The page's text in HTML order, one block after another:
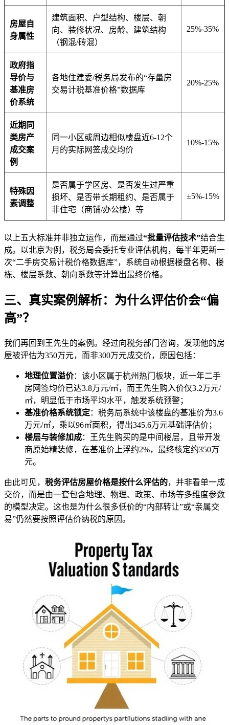
房屋自
身属性
建筑面积、户型结构、楼层、朝
向、装修状况、房龄、建筑结构
（钢混/砖混）
25%-35%
政府指
导价与
基准房
价系统
各地住建委/税务局发布的“存量房
交易计税基准价格”数据库
20%-25%
近期同
类房产
成交案
例
同一小区或周边相似楼盘近6-12个
月的实际网签成交均价
10%-15%
特殊因
素调整
是否属于学区房、是否发生过严重
损坏、是否带长期租约、是否属于
非住宅（商铺/办公楼）等
±5%-15%
以上五大标准并非独立运作，而是通过“批量评估技术”结合生
成。以北京为例，税务局会委托专业评估机构，每半年更新一
次“二手房交易计税价格数据库”，系统自动根据楼盘名称、楼
栋、楼层系数、朝向系数等计算出最终价格。
三、真实案例解析：为什么评估价会“偏
高”？
我们再回到王先生的案例。经过向税务部门咨询，发现他的房
屋被评估为350万元，而非300万元成交价，原因包括：
地理位置溢价：该小区属于杭州热门板块，近一年二手
房网签均价已达3.8万元/㎡，而王先生购入价仅3.2万元/
㎡，明显低于市场平均水平，触发系统预警；
基准价格系统锁定：税务局系统中该楼盘的基准价为3.6
万元/㎡，乘以96㎡面积，得出345.6万元基础评估价；
楼层与装修加成：王先生购买的是中间楼层，且带开发
商原始精装修，在基准价上浮约2%，最终核定约350万
元。
由此可见， 税务评估房屋价格是按什么评估的，并非看单一成
交价，而是由一套包含地理、物理、政策、市场等多维度参数
的模型决定。这也是为什么很多低价的“内部转让”或“亲属交
易”仍然要按照评估价纳税的原因。